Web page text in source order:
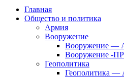
Главная
Общество и политика
Армия
Вооружение
Вооружение —
Вооружение -
Геополитика
Геополитика —